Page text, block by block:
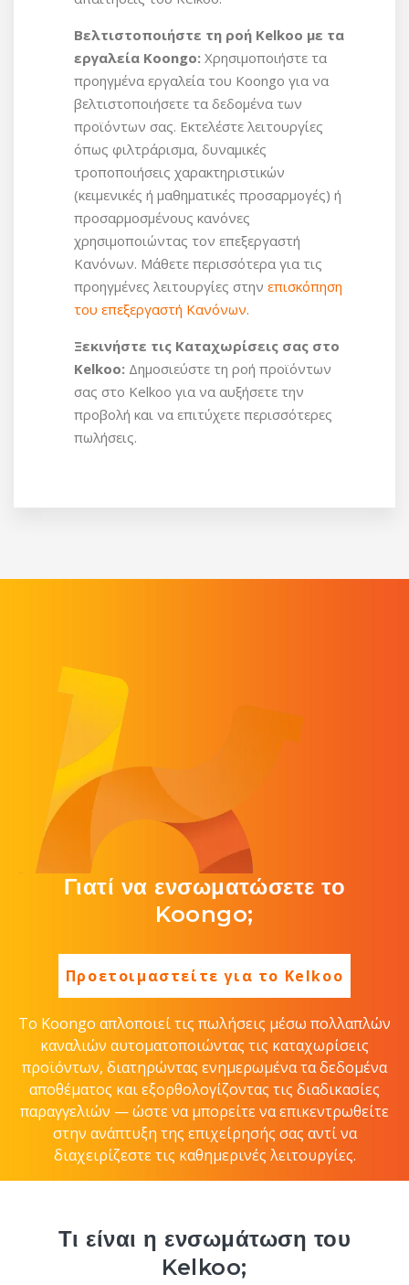
Βελτιστοποιήστε τη ροή Kelkoo με τα
εργαλεία Koongo: Χρησιμοποιήστε τα
προηγμένα εργαλεία του Koongo για να
βελτιστοποιήσετε τα δεδομένα των
προϊόντων σας. Εκτελέστε λειτουργίες
όπως φιλτράρισμα, δυναμικές
τροποποιήσεις χαρακτηριστικών
(κειμενικές ή μαθηματικές προσαρμογές) ή
προσαρμοσμένους κανόνες
χρησιμοποιώντας τον επεξεργαστή
Κανόνων. Μάθετε περισσότερα για τις
προηγμένες λειτουργίες στην επισκόπηση
του επεξεργαστή Κανόνων.
Ξεκινήστε τις Καταχωρίσεις σας στο
Kelkoo: Δημοσιεύστε τη ροή προϊόντων
σας στο Kelkoo για να αυξήσετε την
προβολή και να επιτύχετε περισσότερες
πωλήσεις.
Γιατί να ενσωματώσετε το
Koongo;
Προετοιμαστείτε για το Kelkoo
Το Koongo απλοποιεί τις πωλήσεις μέσω πολλαπλών
καναλιών αυτοματοποιώντας τις καταχωρίσεις
προϊόντων, διατηρώντας ενημερωμένα τα δεδομένα
αποθέματος και εξορθολογίζοντας τις διαδικασίες
παραγγελιών — ώστε να μπορείτε να επικεντρωθείτε
στην ανάπτυξη της επιχείρησής σας αντί να
διαχειρίζεστε τις καθημερινές λειτουργίες.
Τι είναι η ενσωμάτωση του
Kelkoo;